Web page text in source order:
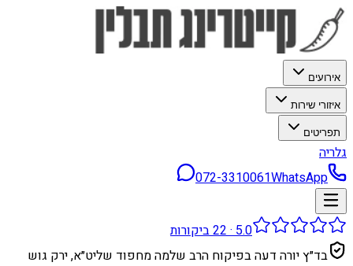
אירועים
איזורי שירות
תפריטים
גלריה
072-3310061WhatsApp
5.0
·
22ביקורות
בד״ץ יורה דעה בפיקוח הרב שלמה מחפוד שליט״א, ירק גוש